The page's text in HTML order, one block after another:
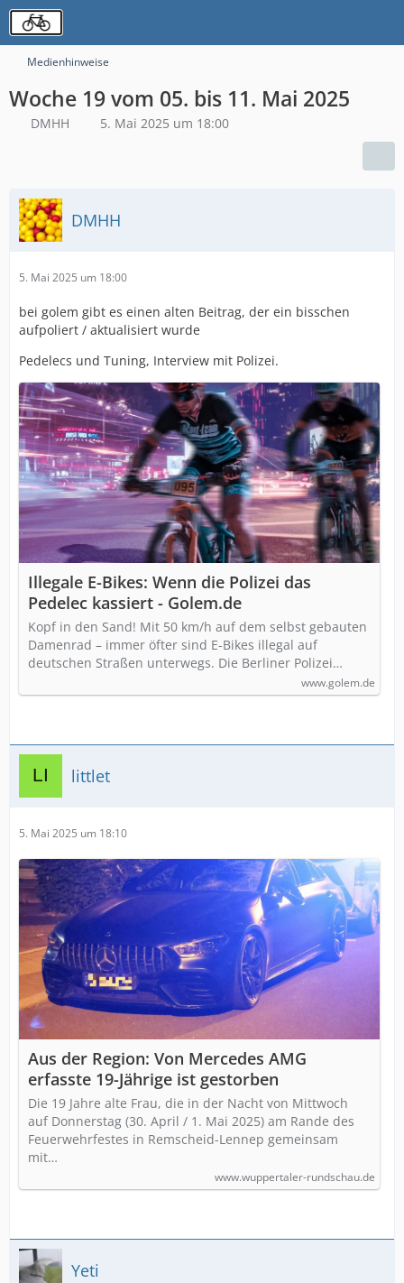
Medienhinweise
Woche 19 vom 05. bis 11. Mai 2025
DMHH 5. Mai 2025 um 18:00
DMHH
5. Mai 2025 um 18:00
bei golem gibt es einen alten Beitrag, der ein bisschen
aufpoliert / aktualisiert wurde
Pedelecs und Tuning, Interview mit Polizei.
Illegale E-Bikes: Wenn die Polizei das
Pedelec kassiert - Golem.de
Kopf in den Sand! Mit 50 km/h auf dem selbst gebauten
Damenrad – immer öfter sind E-Bikes illegal auf
deutschen Straßen unterwegs. Die Berliner Polizei…
www.golem.de
littlet
5. Mai 2025 um 18:10
Aus der Region: Von Mercedes AMG
erfasste 19-Jährige ist gestorben
Die 19 Jahre alte Frau, die in der Nacht von Mittwoch
auf Donnerstag (30. April / 1. Mai 2025) am Rande des
Feuerwehrfestes in Remscheid-Lennep gemeinsam
mit…
www.wuppertaler-rundschau.de
Yeti